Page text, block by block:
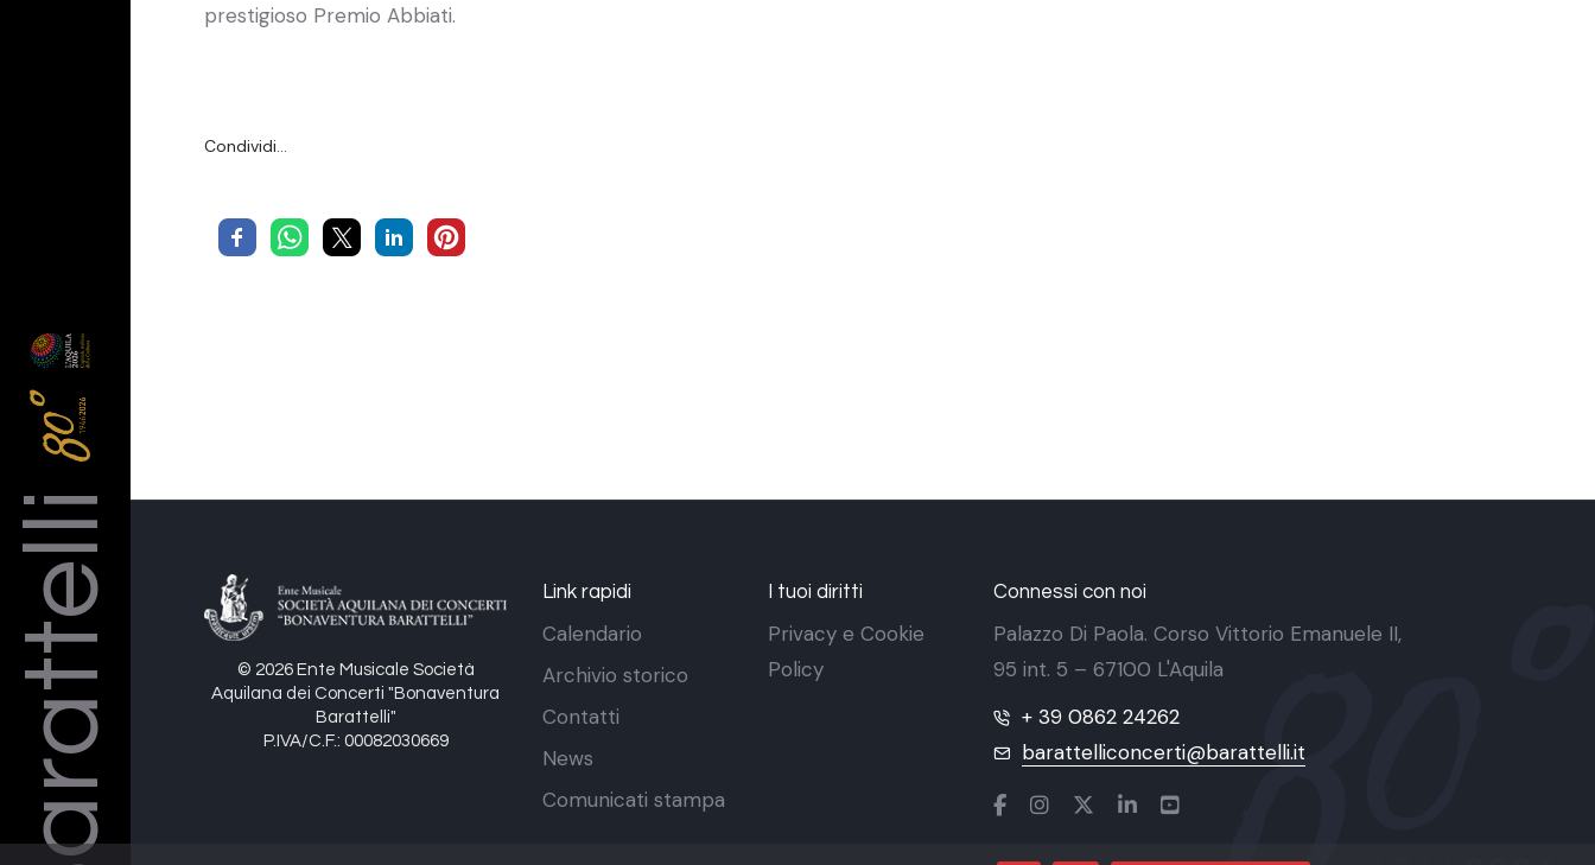
Barattelli
prestigioso Premio Abbiati.
Condividi…
© 2026 Ente Musicale Società
Aquilana dei Concerti "Bonaventura
Barattelli"
P.IVA/C.F.: 00082030669
Link rapidi
Calendario
Archivio storico
Contatti
News
Comunicati stampa
I tuoi diritti
Privacy e Cookie
Policy
Connessi con noi
Palazzo Di Paola. Corso Vittorio Emanuele II,
95 int. 5 – 67100 L'Aquila
+ 39 0862 24262
barattelliconcerti@barattelli.it